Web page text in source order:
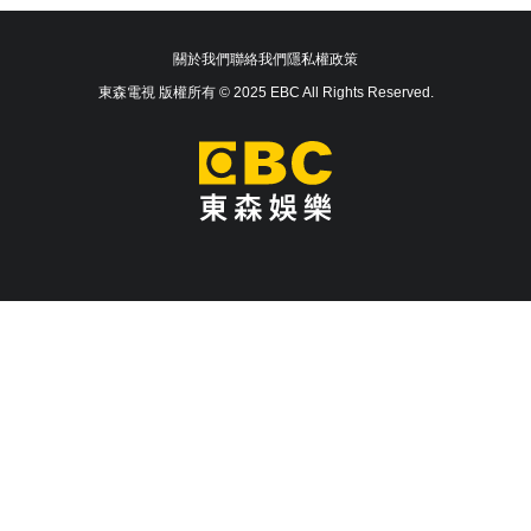
關於我們聯絡我們隱私權政策
東森電視 版權所有 © 2025 EBC All Rights Reserved.